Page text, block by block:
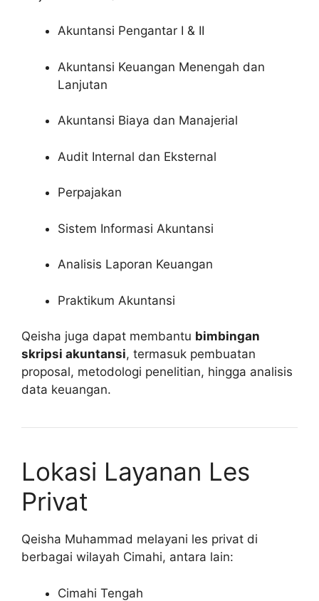
Akuntansi Pengantar I & II
Akuntansi Keuangan Menengah dan
Lanjutan
Akuntansi Biaya dan Manajerial
Audit Internal dan Eksternal
Perpajakan
Sistem Informasi Akuntansi
Analisis Laporan Keuangan
Praktikum Akuntansi
Qeisha juga dapat membantu bimbingan
skripsi akuntansi, termasuk pembuatan
proposal, metodologi penelitian, hingga analisis
data keuangan.
Lokasi Layanan Les
Privat
Qeisha Muhammad melayani les privat di
berbagai wilayah Cimahi, antara lain:
Cimahi Tengah